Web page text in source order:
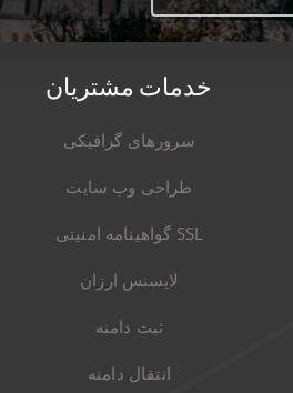
خدمات مشتریان
سرورهای گرافیکی
طراحی وب سایت
گواهینامه امنیتی SSL
لایسنس ارزان
ثبت دامنه
انتقال دامنه